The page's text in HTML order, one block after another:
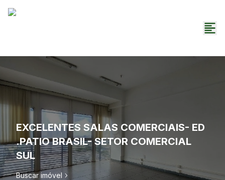
EXCELENTES SALAS COMERCIAIS- ED
.PATIO BRASIL- SETOR COMERCIAL
SUL
Buscar imóvel